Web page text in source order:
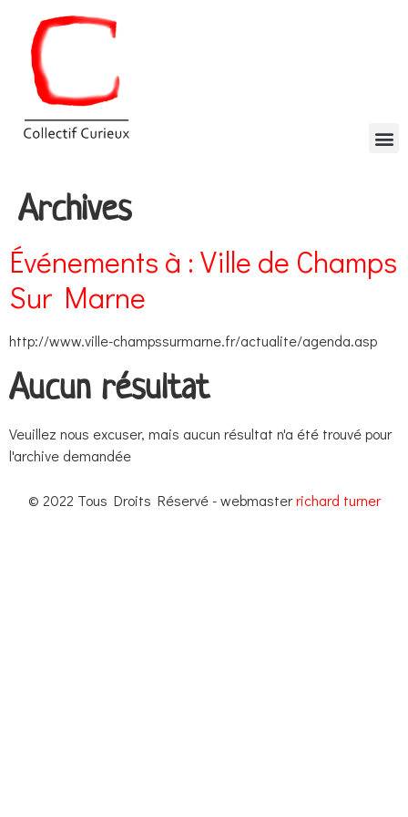
Archives
Événements à : Ville de Champs
Sur Marne
http://www.ville-champssurmarne.fr/actualite/agenda.asp
Aucun résultat
Veuillez nous excuser, mais aucun résultat n'a été trouvé pour
l'archive demandée
© 2022 Tous Droits Réservé - webmasterrichard turner